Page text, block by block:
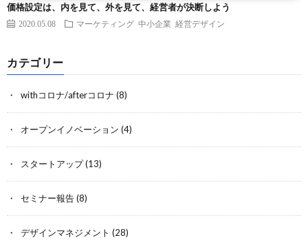
価格設定は、内を見て、外を見て、経営者が決断しよう
2020.05.08 マーケティング 中小企業 経営デザイン
カテゴリー
withコロナ/afterコロナ (8)
オープンイノベーション (4)
スタートアップ(13)
セミナー報告(8)
デザインマネジメント (28)